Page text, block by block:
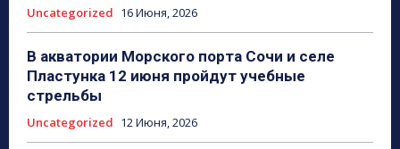
Uncategorized 16 Июня, 2026
В акватории Морского порта Сочи и селе
Пластунка 12 июня пройдут учебные
стрельбы
Uncategorized 12 Июня, 2026